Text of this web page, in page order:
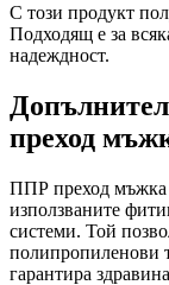
С този продукт
Подходящ е за
надеждност.
преход
ППР преход мъжка
използваните
системи. Той
полипропиленови
гарантира